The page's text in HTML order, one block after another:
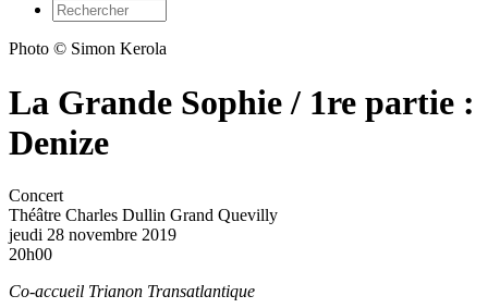
Photo © Simon Kerola
La Grande Sophie / 1re partie :
Denize
Concert
Théâtre Charles Dullin Grand Quevilly
jeudi 28 novembre 2019
20h00
Co-accueil Trianon Transatlantique